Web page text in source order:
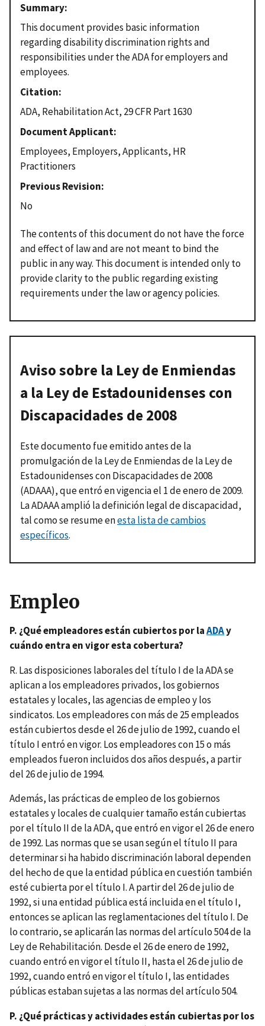
Summary
This document provides basic information
regarding disability discrimination rights and
responsibilities under the ADA for employers and
employees.
Citation
ADA, Rehabilitation Act, 29 CFR Part 1630
Document Applicant
Employees, Employers, Applicants, HR
Practitioners
Previous Revision
No
The contents of this document do not have the force
and effect of law and are not meant to bind the
public in any way. This document is intended only to
provide clarity to the public regarding existing
requirements under the law or agency policies.
Aviso sobre la Ley de Enmiendas
a la Ley de Estadounidenses con
Discapacidades de 2008
Este documento fue emitido antes de la
promulgación de la Ley de Enmiendas de la Ley de
Estadounidenses con Discapacidades de 2008
(ADAAA), que entró en vigencia el 1 de enero de 2009.
La ADAAA amplió la definición legal de discapacidad,
tal como se resume enesta lista de cambios
específicos.
Empleo
P. ¿Qué empleadores están cubiertos por laADAy
cuándo entra en vigor esta cobertura?
R. Las disposiciones laborales del título I de la ADA se
aplican a los empleadores privados, los gobiernos
estatales y locales, las agencias de empleo y los
sindicatos. Los empleadores con más de 25 empleados
están cubiertos desde el 26 de julio de 1992, cuando el
título I entró en vigor. Los empleadores con 15 o más
empleados fueron incluidos dos años después, a partir
del 26 de julio de 1994.
Además, las prácticas de empleo de los gobiernos
estatales y locales de cualquier tamaño están cubiertas
por el título II de la ADA, que entró en vigor el 26 de enero
de 1992. Las normas que se usan según el título II para
determinar si ha habido discriminación laboral dependen
del hecho de que la entidad pública en cuestión también
esté cubierta por el título I. A partir del 26 de julio de
1992, si una entidad pública está incluida en el título I,
entonces se aplican las reglamentaciones del título I. De
lo contrario, se aplicarán las normas del artículo 504 de la
Ley de Rehabilitación. Desde el 26 de enero de 1992,
cuando entró en vigor el título II, hasta el 26 de julio de
1992, cuando entró en vigor el título I, las entidades
públicas estaban sujetas a las normas del artículo 504.
P. ¿Qué prácticas y actividades están cubiertas por los